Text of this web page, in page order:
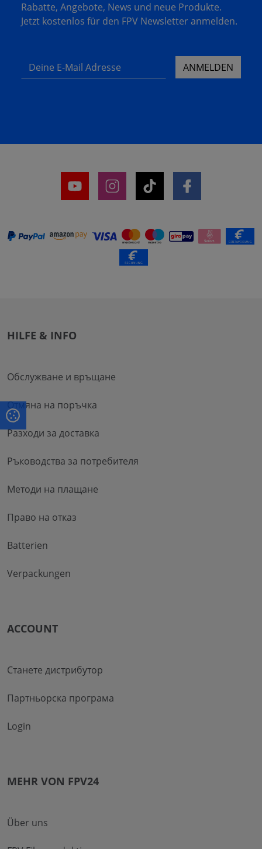
Rabatte, Angebote, News und neue Produkte.
Jetzt kostenlos für den FPV Newsletter anmelden.
Deine E-Mail Adresse ANMELDEN
HILFE & INFO
Обслужване и връщане
Отмяна на поръчка
Разходи за доставка
Ръководства за потребителя
Методи на плащане
Право на отказ
Batterien
Verpackungen
ACCOUNT
Станете дистрибутор
Партньорска програма
Login
MEHR VON FPV24
Über uns